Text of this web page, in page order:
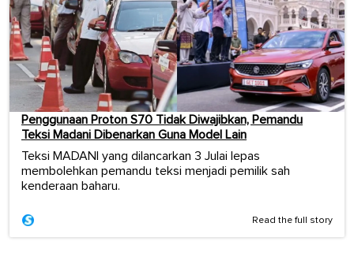
Penggunaan Proton S70 Tidak Diwajibkan, Pemandu
Teksi Madani Dibenarkan Guna Model Lain
Teksi MADANI yang dilancarkan 3 Julai lepas
membolehkan pemandu teksi menjadi pemilik sah
kenderaan baharu.
Read the full story